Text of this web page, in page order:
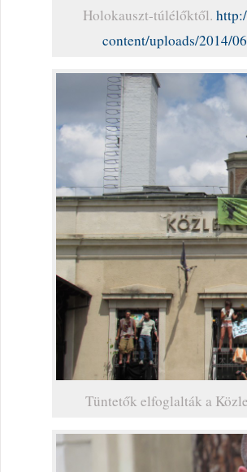
Holokauszt-túlélőktől.
content/uploads/2014/
Tüntetők elfoglalták a